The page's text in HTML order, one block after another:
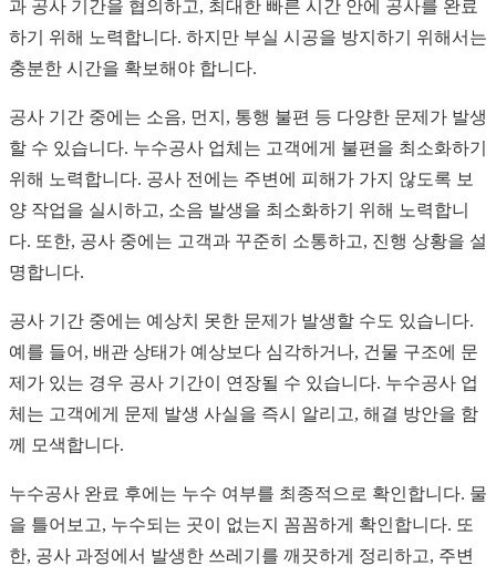
과 공사 기간을 협의하고, 최대한 빠른 시간 안에 공사를 완료
하기 위해 노력합니다. 하지만 부실 시공을 방지하기 위해서는
충분한 시간을 확보해야 합니다.
공사 기간 중에는 소음, 먼지, 통행 불편 등 다양한 문제가 발생
할 수 있습니다. 누수공사 업체는 고객에게 불편을 최소화하기
위해 노력합니다. 공사 전에는 주변에 피해가 가지 않도록 보
양 작업을 실시하고, 소음 발생을 최소화하기 위해 노력합니
다. 또한, 공사 중에는 고객과 꾸준히 소통하고, 진행 상황을 설
명합니다.
공사 기간 중에는 예상치 못한 문제가 발생할 수도 있습니다.
예를 들어, 배관 상태가 예상보다 심각하거나, 건물 구조에 문
제가 있는 경우 공사 기간이 연장될 수 있습니다. 누수공사 업
체는 고객에게 문제 발생 사실을 즉시 알리고, 해결 방안을 함
께 모색합니다.
누수공사 완료 후에는 누수 여부를 최종적으로 확인합니다. 물
을 틀어보고, 누수되는 곳이 없는지 꼼꼼하게 확인합니다. 또
한, 공사 과정에서 발생한 쓰레기를 깨끗하게 정리하고, 주변